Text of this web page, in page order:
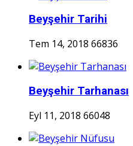
Beyşehir Tarihi
Tem 14, 2018 66836
Beyşehir Tarhanası
Eyl 11, 2018 66048